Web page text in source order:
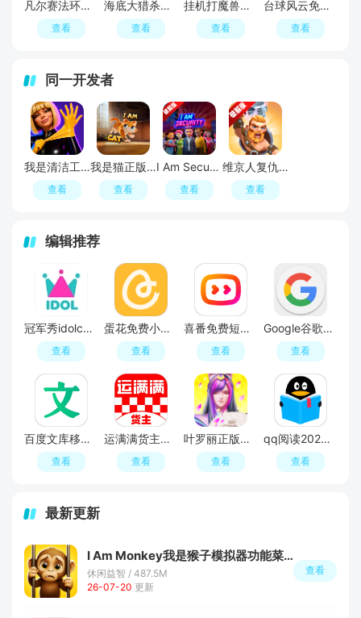
凡尔赛法环破解版2026免广告最新版
查看
海底大猎杀深海大猎杀鱼吃鱼2026免广告最新版
查看
挂机打魔兽免广告破解版最新版
查看
台球风云免广告2026最新版
查看
同一开发者
我是清洁工游戏中文版
查看
我是猫正版游戏
查看
I Am Security我就是安全无限金币破解版
查看
维京人复仇无限资源破解版
查看
编辑推荐
冠军秀idolchamp官方登录入口
查看
蛋花免费小说app最新版
查看
喜番免费短剧手机客户端
查看
Google谷歌官方app
查看
百度文库移动端2026最新版本
查看
运满满货主找车APP官方免费版
查看
叶罗丽正版手游
查看
qq阅读2026官方版下载安装
查看
最新更新
I Am Monkey我是猴子模拟器功能菜单版
休闲益智 / 487.5M
26-07-20 更新
查看